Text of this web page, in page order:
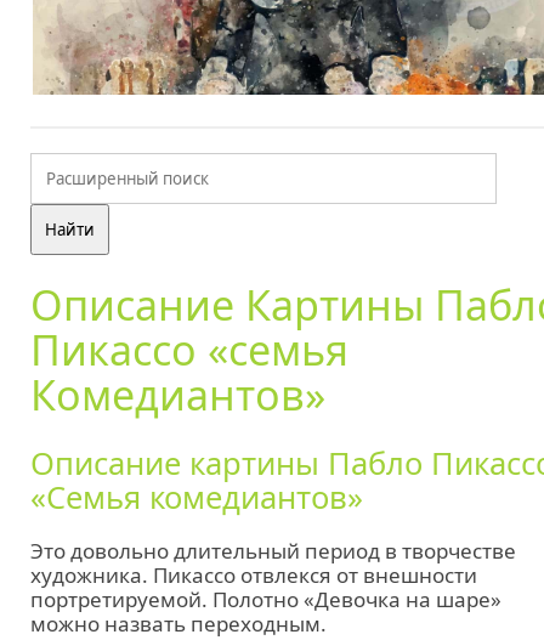
Описание Картины
Пикассо «семья
Комедиантов»
Описание картины Пабло
«Семья комедиантов»
Это довольно длительный период в творчестве
художника. Пикассо отвлекся от внешности
портретируемой. Полотно «Девочка на шаре»
можно назвать переходным.